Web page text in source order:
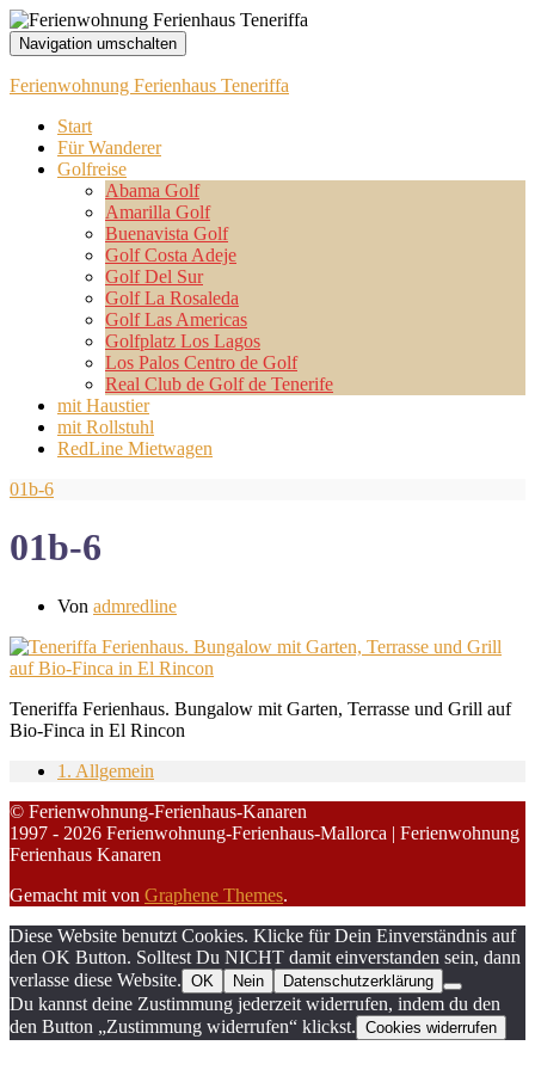
Navigation umschalten
Ferienwohnung Ferienhaus Teneriffa
Start
Für Wanderer
Golfreise
Abama Golf
Amarilla Golf
Buenavista Golf
Golf Costa Adeje
Golf Del Sur
Golf La Rosaleda
Golf Las Americas
Golfplatz Los Lagos
Los Palos Centro de Golf
Real Club de Golf de Tenerife
mit Haustier
mit Rollstuhl
RedLine Mietwagen
01b-6
01b-6
Von admredline
Teneriffa Ferienhaus. Bungalow mit Garten, Terrasse und Grill auf
Bio-Finca in El Rincon
1. Allgemein
© Ferienwohnung-Ferienhaus-Kanaren
1997 - 2026 Ferienwohnung-Ferienhaus-Mallorca | Ferienwohnung
Ferienhaus Kanaren
Gemacht mit von Graphene Themes.
Diese Website benutzt Cookies. Klicke für Dein Einverständnis auf
den OK Button. Solltest Du NICHT damit einverstanden sein, dann
verlasse diese Website. OK Nein Datenschutzerklärung
Du kannst deine Zustimmung jederzeit widerrufen, indem du den
den Button „Zustimmung widerrufen“ klickst. Cookies widerrufen